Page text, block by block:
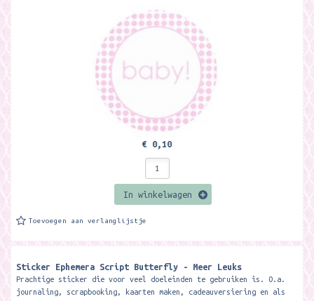
€ 0,10
In winkelwagen
Toevoegen aan verlanglijstje
Sticker Ephemera Script Butterfly - Meer Leuks
Prachtige sticker die voor veel doeleinden te gebruiken is. O.a.
journaling, scrapbooking, kaarten maken, cadeauversiering en als